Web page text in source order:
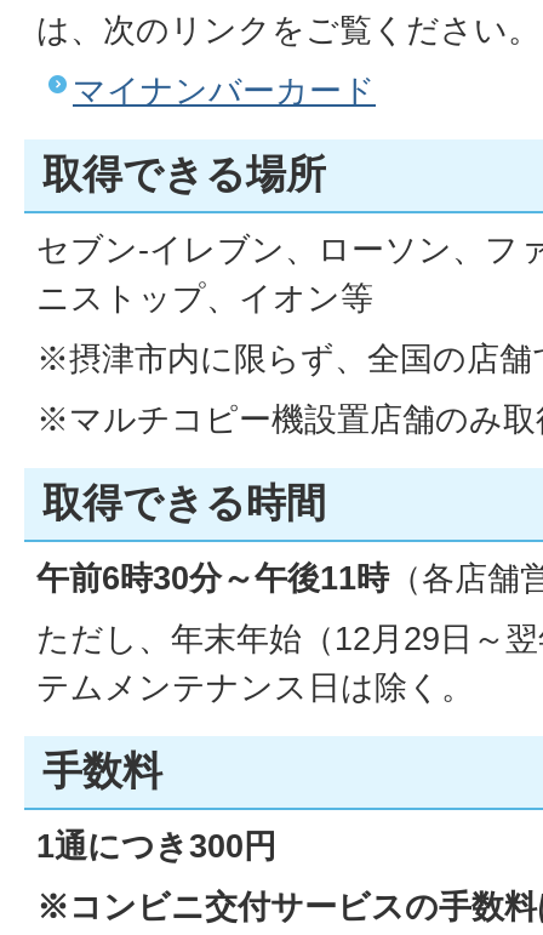
は、次のリンクをご覧ください。
マイナンバーカード
取得できる場所
セブン-イレブン、ローソン、フ
ニストップ、イオン等
※摂津市内に限らず、全国の店
※マルチコピー機設置店舗のみ
取得できる時間
午前6時30分～午後11時（各店舗
ただし、年末年始（12月29日～
テムメンテナンス日は除く。
手数料
1通につき300円
※コンビニ交付サービスの手数